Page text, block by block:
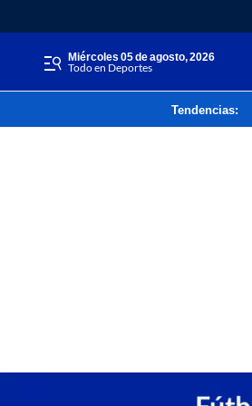
miércoles 05 de agosto, 2026
Todo en Deportes
Tendencias: